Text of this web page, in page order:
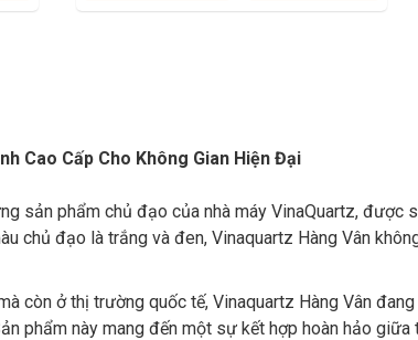
Cao Cấp Cho Không Gian Hiện Đại
sản phẩm chủ đạo của nhà máy VinaQuartz,
chủ đạo là trắng và đen, Vinaquartz Hàng Vân
còn ở thị trường quốc tế, Vinaquartz Hàng Vân
phẩm này mang đến một sự kết hợp hoàn hảo